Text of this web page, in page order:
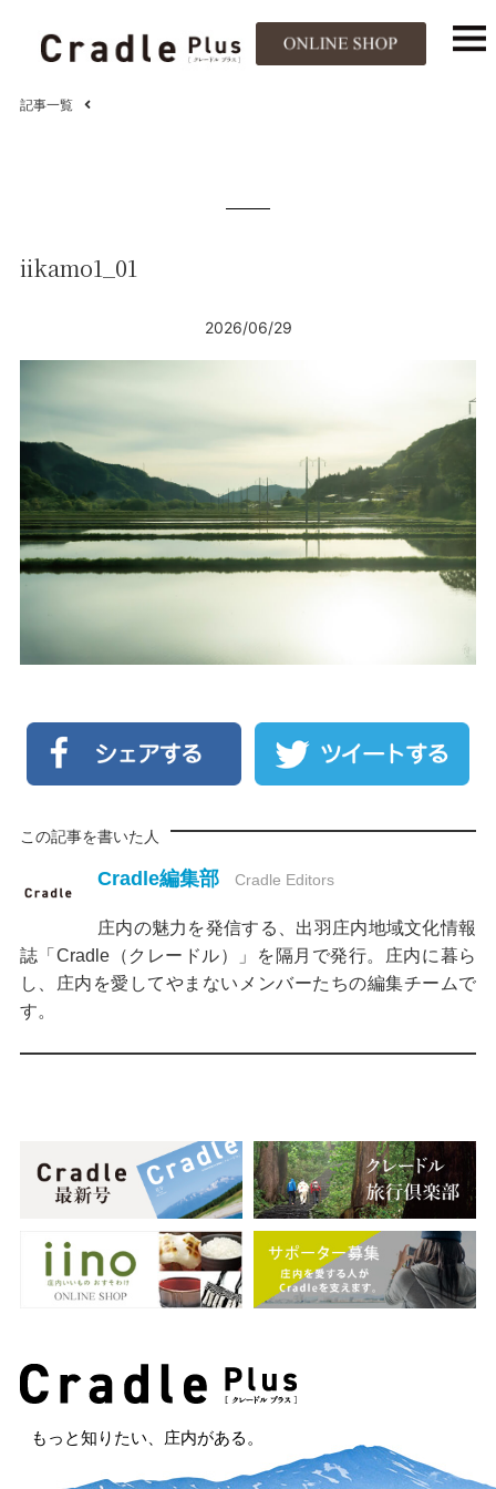
記事一覧
iikamo1_01
2026/06/29
この記事を書いた人
Cradle編集部 Cradle Editors
庄内の魅力を発信する、出羽庄内地域文化情報
誌「Cradle（クレードル）」を隔月で発行。庄内に暮ら
し、庄内を愛してやまないメンバーたちの編集チームで
す。
もっと知りたい、庄内がある。